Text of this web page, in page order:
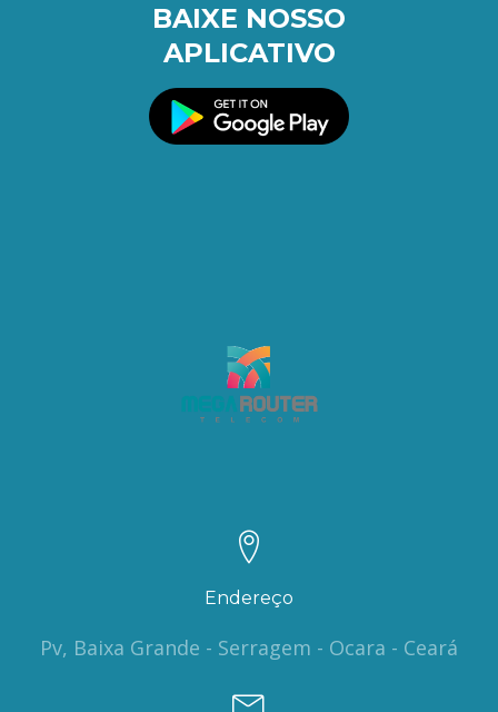
BAIXE NOSSO
APLICATIVO
Endereço
Pv, Baixa Grande - Serragem - Ocara - Ceará